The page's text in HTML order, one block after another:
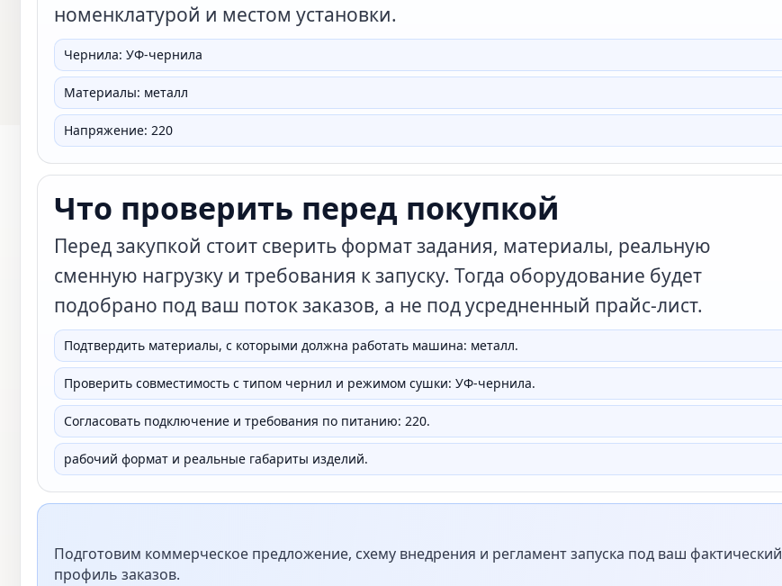
номенклатурой и местом установки.
Чернила: УФ-чернила
Материалы: металл
Напряжение: 220
Что проверить перед покупкой
Перед закупкой стоит сверить формат задания, материалы, реальную
сменную нагрузку и требования к запуску. Тогда оборудование будет
подобрано под ваш поток заказов, а не под усредненный прайс-лист.
Подтвердить материалы, с которыми должна работать машина: металл.
Проверить совместимость с типом чернил и режимом сушки: УФ-чернила.
Согласовать подключение и требования по питанию: 220.
рабочий формат и реальные габариты изделий.
Подготовим коммерческое предложение, схему внедрения и регламент запуска под ваш фактический
профиль заказов.